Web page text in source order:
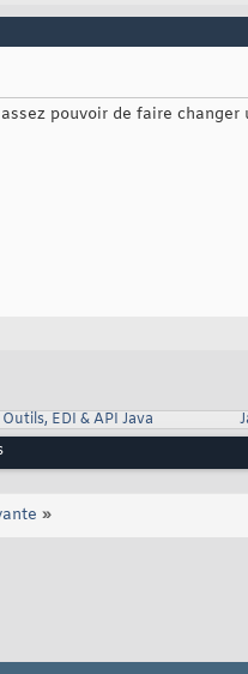
pouvoir de faire
Outils, EDI & API Java
»